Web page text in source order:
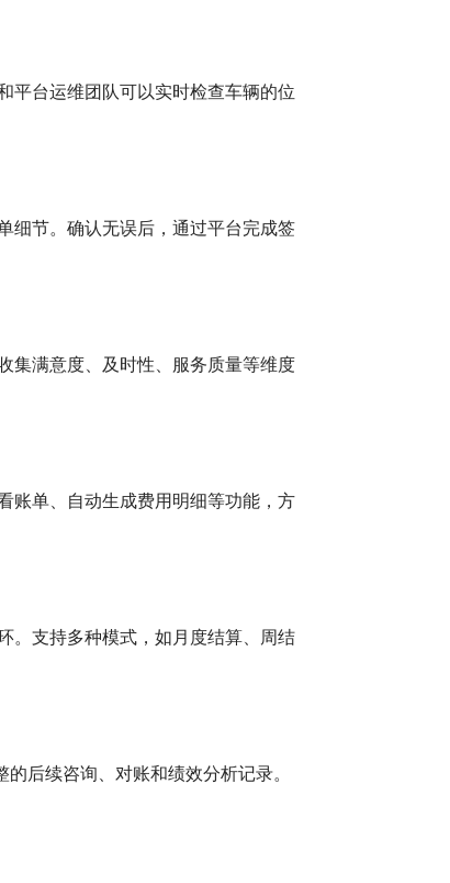
平台运维团队可以实时检查车辆的位
细节。确认无误后，通过平台完成签
集满意度、及时性、服务质量等维度
账单、自动生成费用明细等功能，方
。支持多种模式，如月度结算、周结
后续咨询、对账和绩效分析记录。